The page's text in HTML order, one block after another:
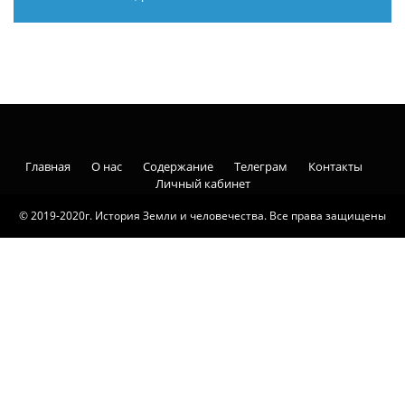
© 2019-2020г. История Земли и человечества. Все права защищены
Главная О нас Содержание Телеграм
Контакты
Личный кабинет